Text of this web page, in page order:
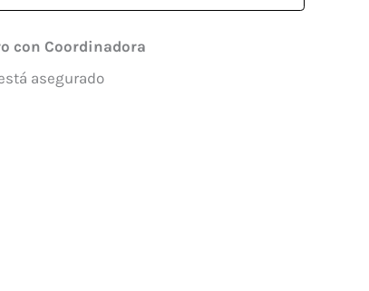
con Coordinadora
asegurado